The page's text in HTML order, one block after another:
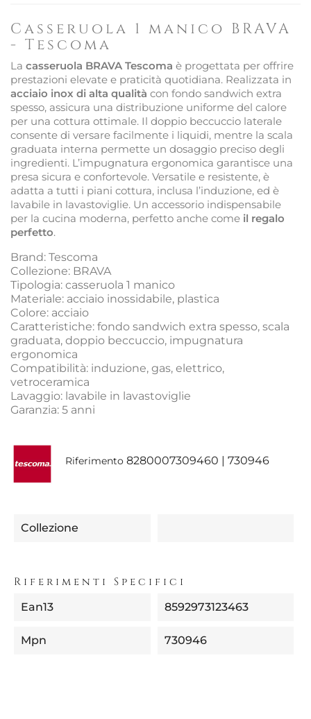
Casseruola 1 manico BRAVA
- Tescoma
La casseruola BRAVA Tescoma è progettata per offrire
prestazioni elevate e praticità quotidiana. Realizzata in
acciaio inox di alta qualità con fondo sandwich extra
spesso, assicura una distribuzione uniforme del calore
per una cottura ottimale. Il doppio beccuccio laterale
consente di versare facilmente i liquidi, mentre la scala
graduata interna permette un dosaggio preciso degli
ingredienti. L’impugnatura ergonomica garantisce una
presa sicura e confortevole. Versatile e resistente, è
adatta a tutti i piani cottura, inclusa l’induzione, ed è
lavabile in lavastoviglie. Un accessorio indispensabile
per la cucina moderna, perfetto anche come il regalo
perfetto.
Brand: Tescoma
Collezione: BRAVA
Tipologia: casseruola 1 manico
Materiale: acciaio inossidabile, plastica
Colore: acciaio
Caratteristiche: fondo sandwich extra spesso, scala
graduata, doppio beccuccio, impugnatura
ergonomica
Compatibilità: induzione, gas, elettrico,
vetroceramica
Lavaggio: lavabile in lavastoviglie
Garanzia: 5 anni
Riferimento 8280007309460 | 730946
Collezione
Riferimenti Specifici
Ean13 8592973123463
Mpn 730946